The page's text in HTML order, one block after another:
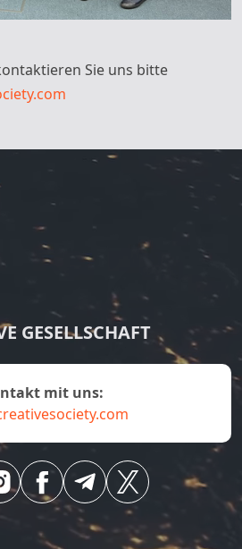
Sie uns bitte
GESELLSCHAFT
mit uns: